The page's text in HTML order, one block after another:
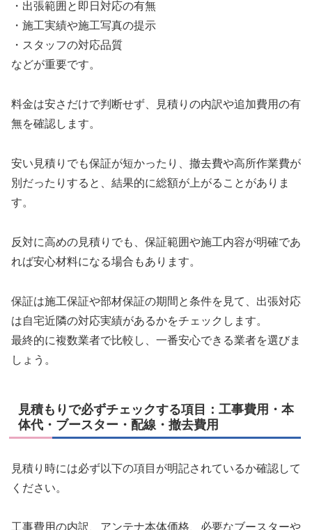
・出張範囲と即日対応の有無
・施工実績や施工写真の提示
・スタッフの対応品質
などが重要です。
料金は安さだけで判断せず、見積りの内訳や追加費用の有
無を確認します。
安い見積りでも保証が短かったり、撤去費や高所作業費が
別だったりすると、結果的に総額が上がることがありま
す。
反対に高めの見積りでも、保証範囲や施工内容が明確であ
れば安心材料になる場合もあります。
保証は施工保証や部材保証の期間と条件を見て、出張対応
は自宅近隣の対応実績があるかをチェックします。
最終的に複数業者で比較し、一番安心できる業者を選びま
しょう。
見積もりで必ずチェックする項目：工事費用・本
体代・ブースター・配線・撤去費用
見積り時には必ず以下の項目が明記されているか確認して
ください。
工事費用の内訳、アンテナ本体価格、必要なブースターや